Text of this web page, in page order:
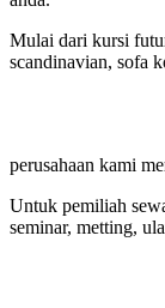
Mulai dari kursi
scandinavian, sofa
perusahaan kami
Untuk pemiliah
seminar, metting,